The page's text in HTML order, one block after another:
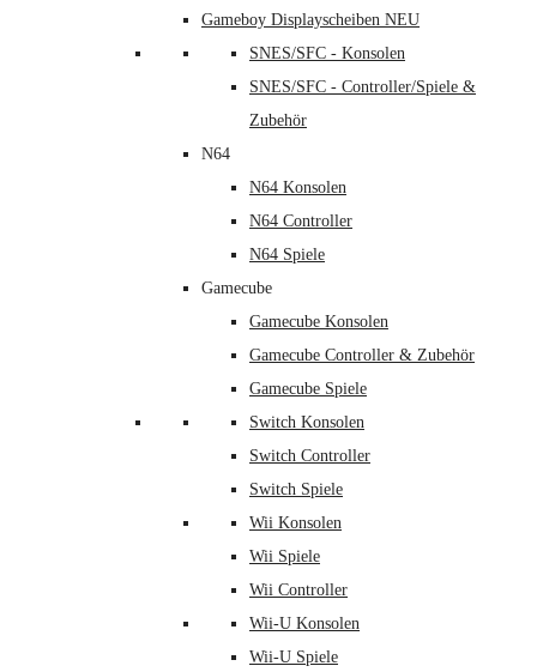
Gameboy Displayscheiben NEU
SNES/SFC - Konsolen
SNES/SFC - Controller/Spiele &
Zubehör
N64
N64 Konsolen
N64 Controller
N64 Spiele
Gamecube
Gamecube Konsolen
Gamecube Controller & Zubehör
Gamecube Spiele
Switch Konsolen
Switch Controller
Switch Spiele
Wii Konsolen
Wii Spiele
Wii Controller
Wii-U Konsolen
Wii-U Spiele